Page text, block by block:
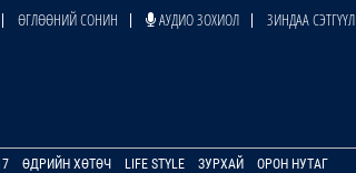
ӨГЛӨӨНИЙ СОНИН АУДИО ЗОХИОЛ ЗИНДАА СЭТГҮҮЛ
ӨДРИЙН ХӨТӨЧ LIFE STYLE ЗУРХАЙ ОРОН НУТАГ